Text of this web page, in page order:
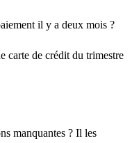
il y a deux mois ?
carte de crédit du trimestre
manquantes ? Il les